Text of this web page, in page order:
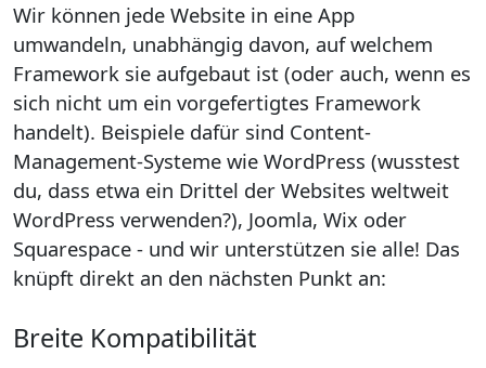
Wir können jede Website in eine App
umwandeln, unabhängig davon, auf welchem
Framework sie aufgebaut ist (oder auch, wenn es
sich nicht um ein vorgefertigtes Framework
handelt). Beispiele dafür sind Content-
Management-Systeme wie WordPress (wusstest
du, dass etwa ein Drittel der Websites weltweit
WordPress verwenden?), Joomla, Wix oder
Squarespace - und wir unterstützen sie alle! Das
knüpft direkt an den nächsten Punkt an:
Breite Kompatibilität